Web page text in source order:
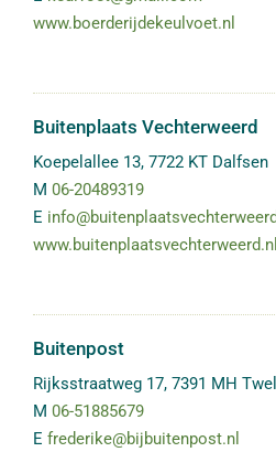
www.boerderijdekeulvoet.nl
Buitenplaats Vechterweerd
Koepelallee 13, 7722 KT Dalfsen
M 06-20489319
E
www.buitenplaatsvechterweerd.nl
Buitenpost
Rijksstraatweg 17, 7391 MH
M 06-51885679
E frederike@bijbuitenpost.nl